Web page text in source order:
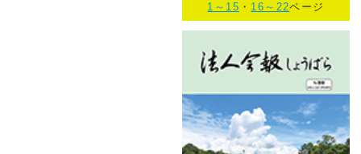
1～15 ・ 16～22ページ